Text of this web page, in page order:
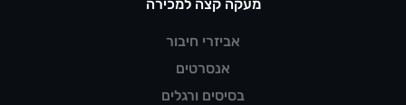
מעקה קצה למכירה
אביזרי חיבור
אנסרטים
בסיסים ורגלים